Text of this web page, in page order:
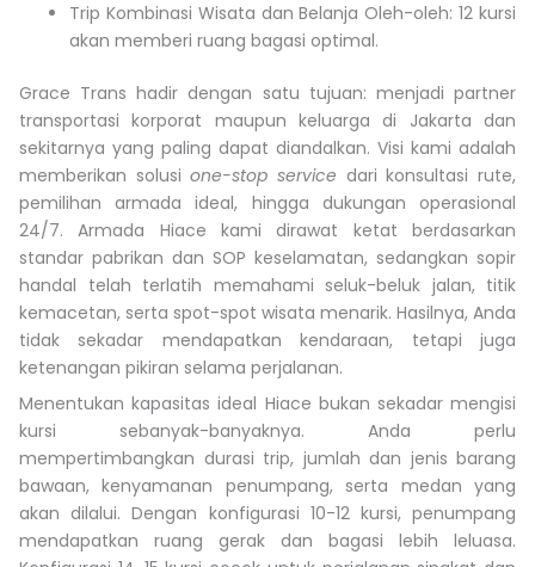
Trip Kombinasi Wisata dan Belanja Oleh-oleh: 12 kursi
akan memberi ruang bagasi optimal.
Grace Trans hadir dengan satu tujuan: menjadi partner
transportasi korporat maupun keluarga di Jakarta dan
sekitarnya yang paling dapat diandalkan. Visi kami adalah
memberikan solusione-stop service dari konsultasi rute,
pemilihan armada ideal, hingga dukungan operasional
24/7. Armada Hiace kami dirawat ketat berdasarkan
standar pabrikan dan SOP keselamatan, sedangkan sopir
handal telah terlatih memahami seluk-beluk jalan, titik
kemacetan, serta spot-spot wisata menarik. Hasilnya, Anda
tidak sekadar mendapatkan kendaraan, tetapi juga
ketenangan pikiran selama perjalanan.
Menentukan kapasitas ideal Hiace bukan sekadar mengisi
kursi sebanyak-banyaknya. Anda perlu
mempertimbangkan durasi trip, jumlah dan jenis barang
bawaan, kenyamanan penumpang, serta medan yang
akan dilalui. Dengan konfigurasi 10-12 kursi, penumpang
mendapatkan ruang gerak dan bagasi lebih leluasa.